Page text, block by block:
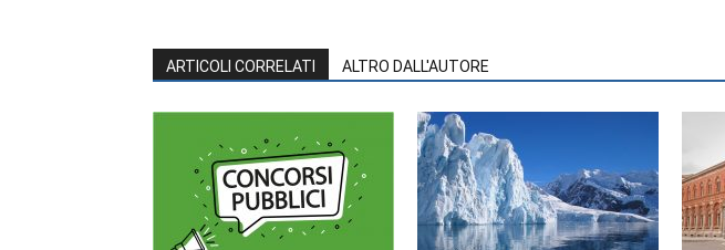
ARTICOLI CORRELATI ALTRO DALL'AUTORE